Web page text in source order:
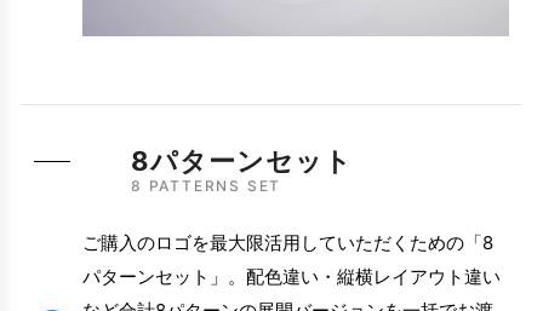
8パターンセット
8 PATTERNS SET
ご購入のロゴを最大限活用していただくための「8
パターンセット」。配色違い・縦横レイアウト違い